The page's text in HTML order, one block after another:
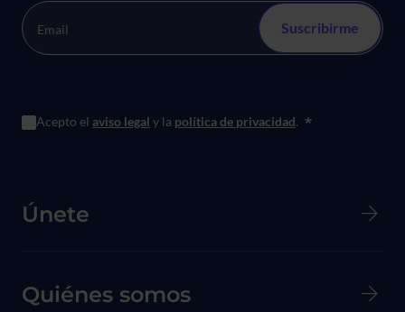
Acepto el aviso legal y la política de privacidad. *
Menú principal de Pie de página
Únete
Quiénes somos